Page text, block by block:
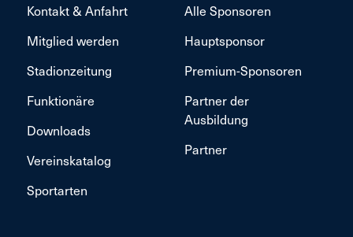
Kontakt & Anfahrt
Mitglied werden
Stadionzeitung
Funktionäre
Downloads
Vereinskatalog
Sportarten
Alle Sponsoren
Hauptsponsor
Premium-Sponsoren
Partner der
Ausbildung
Partner